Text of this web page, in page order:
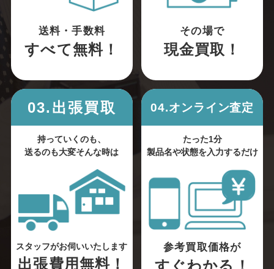
送料・手数料
すべて無料！
その場で
現金買取！
03.出張買取
持っていくのも、
送るのも大変そんな時は
スタッフがお伺いいたします
出張費用無料！
04.オンライン査定
たった1分
製品名や状態を入力するだけ
参考買取価格が
すぐわかる！